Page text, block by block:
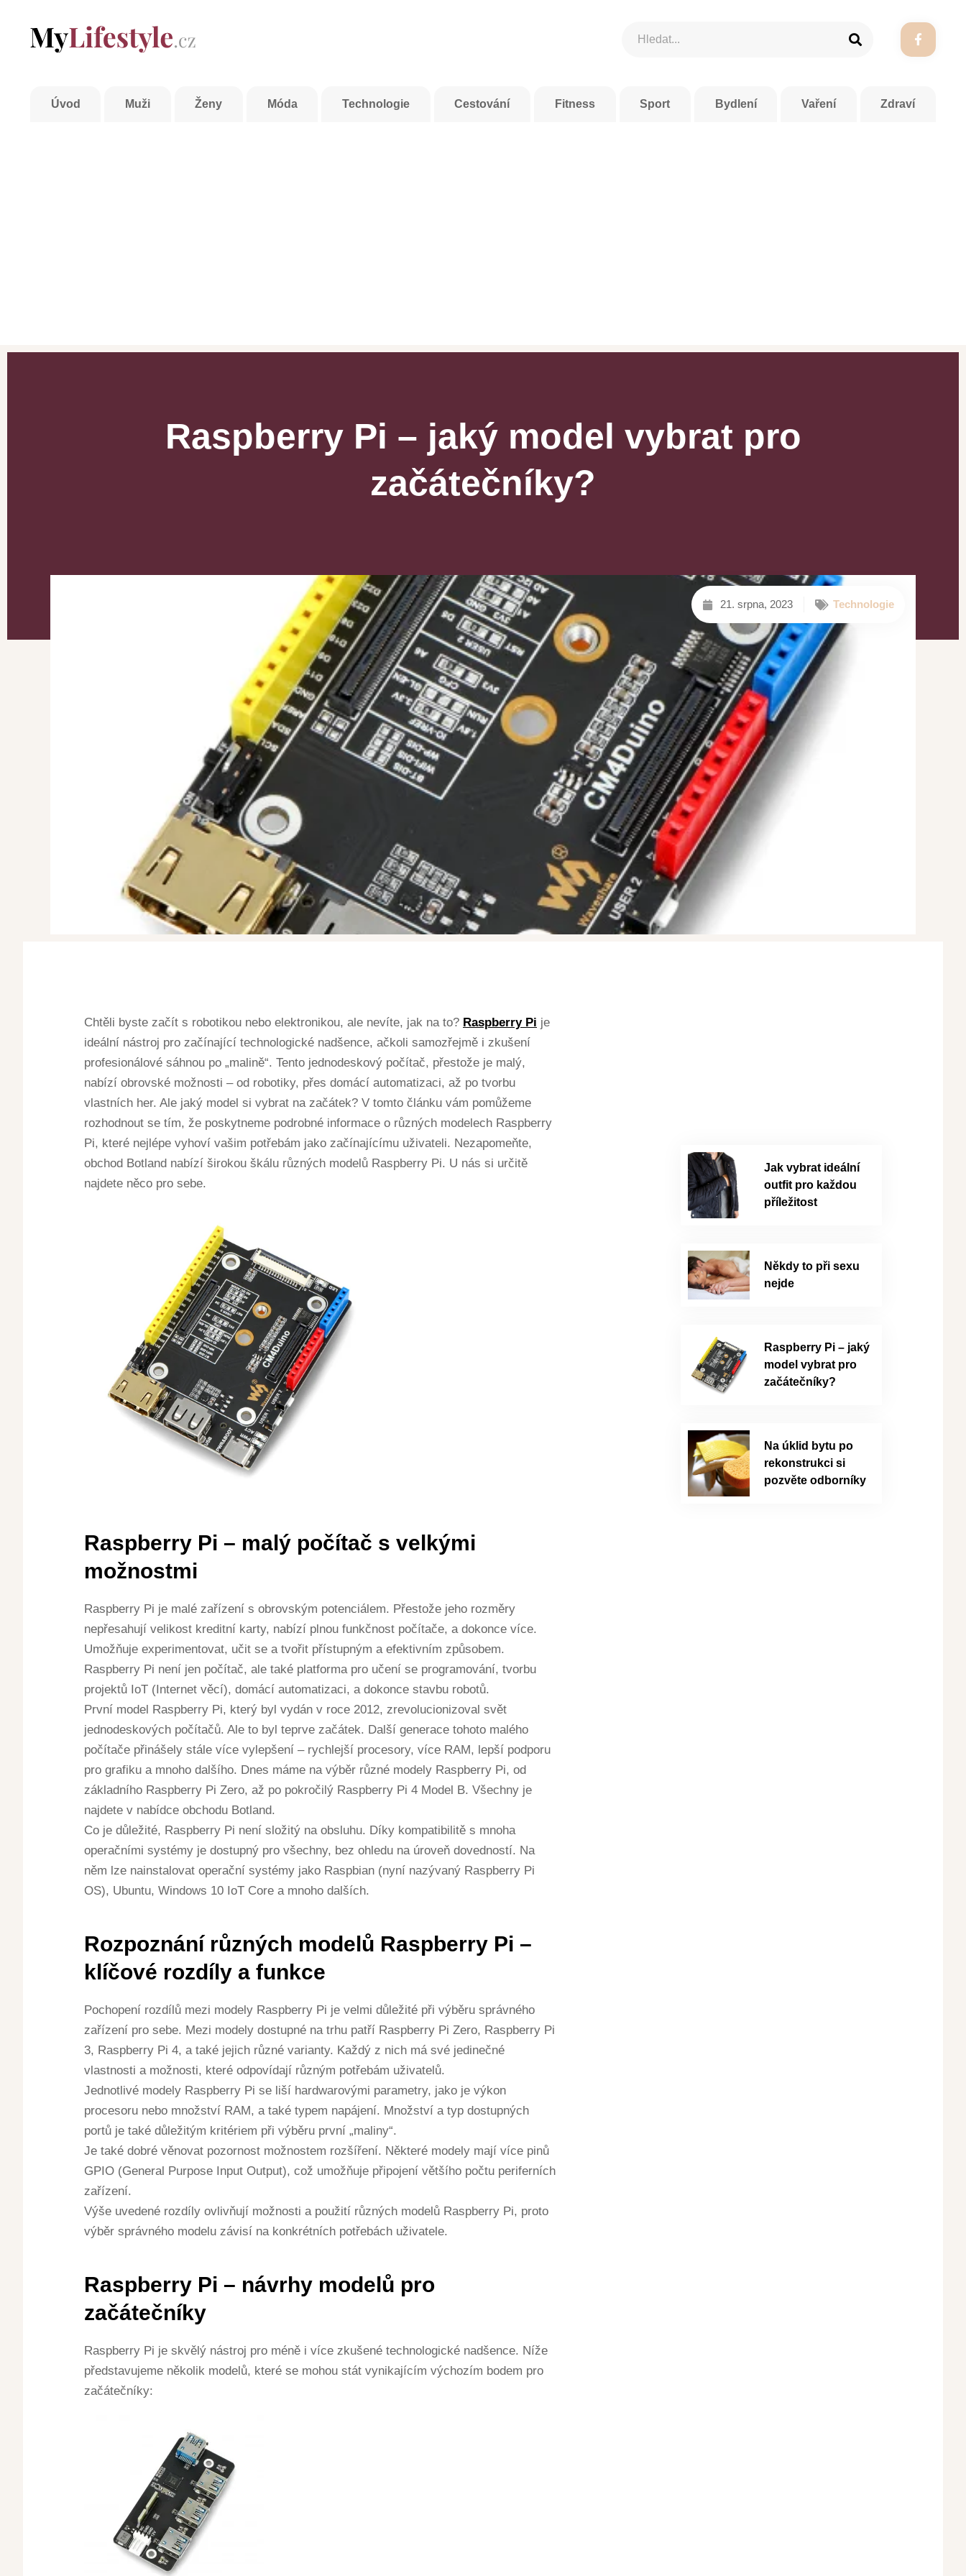
Úvod Muži Ženy Móda Technologie Cestování Fitness Sport Bydlení Vaření Zdraví
Raspberry Pi – jaký model vybrat pro
začátečníky?
21. srpna, 2023 Technologie
Chtěli byste začít s robotikou nebo elektronikou, ale nevíte, jak na to? Raspberry Pi je
ideální nástroj pro začínající technologické nadšence, ačkoli samozřejmě i zkušení
profesionálové sáhnou po „malině“. Tento jednodeskový počítač, přestože je malý,
nabízí obrovské možnosti – od robotiky, přes domácí automatizaci, až po tvorbu
vlastních her. Ale jaký model si vybrat na začátek? V tomto článku vám pomůžeme
rozhodnout se tím, že poskytneme podrobné informace o různých modelech Raspberry
Pi, které nejlépe vyhoví vašim potřebám jako začínajícímu uživateli. Nezapomeňte,
obchod Botland nabízí širokou škálu různých modelů Raspberry Pi. U nás si určitě
najdete něco pro sebe.
Raspberry Pi – malý počítač s velkými
možnostmi
Raspberry Pi je malé zařízení s obrovským potenciálem. Přestože jeho rozměry
nepřesahují velikost kreditní karty, nabízí plnou funkčnost počítače, a dokonce více.
Umožňuje experimentovat, učit se a tvořit přístupným a efektivním způsobem.
Raspberry Pi není jen počítač, ale také platforma pro učení se programování, tvorbu
projektů IoT (Internet věcí), domácí automatizaci, a dokonce stavbu robotů.
První model Raspberry Pi, který byl vydán v roce 2012, zrevolucionizoval svět
jednodeskových počítačů. Ale to byl teprve začátek. Další generace tohoto malého
počítače přinášely stále více vylepšení – rychlejší procesory, více RAM, lepší podporu
pro grafiku a mnoho dalšího. Dnes máme na výběr různé modely Raspberry Pi, od
základního Raspberry Pi Zero, až po pokročilý Raspberry Pi 4 Model B. Všechny je
najdete v nabídce obchodu Botland.
Co je důležité, Raspberry Pi není složitý na obsluhu. Díky kompatibilitě s mnoha
operačními systémy je dostupný pro všechny, bez ohledu na úroveň dovedností. Na
něm lze nainstalovat operační systémy jako Raspbian (nyní nazývaný Raspberry Pi
OS), Ubuntu, Windows 10 IoT Core a mnoho dalších.
Rozpoznání různých modelů Raspberry Pi –
klíčové rozdíly a funkce
Pochopení rozdílů mezi modely Raspberry Pi je velmi důležité při výběru správného
zařízení pro sebe. Mezi modely dostupné na trhu patří Raspberry Pi Zero, Raspberry Pi
3, Raspberry Pi 4, a také jejich různé varianty. Každý z nich má své jedinečné
vlastnosti a možnosti, které odpovídají různým potřebám uživatelů.
Jednotlivé modely Raspberry Pi se liší hardwarovými parametry, jako je výkon
procesoru nebo množství RAM, a také typem napájení. Množství a typ dostupných
portů je také důležitým kritériem při výběru první „maliny“.
Je také dobré věnovat pozornost možnostem rozšíření. Některé modely mají více pinů
GPIO (General Purpose Input Output), což umožňuje připojení většího počtu periferních
zařízení.
Výše uvedené rozdíly ovlivňují možnosti a použití různých modelů Raspberry Pi, proto
výběr správného modelu závisí na konkrétních potřebách uživatele.
Raspberry Pi – návrhy modelů pro
začátečníky
Raspberry Pi je skvělý nástroj pro méně i více zkušené technologické nadšence. Níže
představujeme několik modelů, které se mohou stát vynikajícím výchozím bodem pro
začátečníky:
Jak vybrat ideální
outfit pro každou
příležitost
Někdy to při sexu
nejde
Raspberry Pi – jaký
model vybrat pro
začátečníky?
Na úklid bytu po
rekonstrukci si
pozvěte odborníky